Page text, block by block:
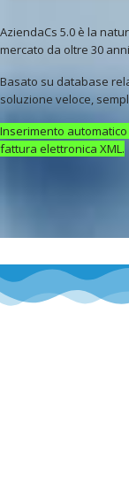
AziendaCs 5.0 è la
mercato da oltre 30
Basato su database
soluzione veloce,
Inserimento
fattura elettronica XML.